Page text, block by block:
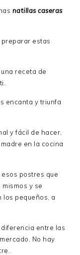
natillas caseras
preparar estas
receta de
encanta y triunfa
y fácil de hacer,
en la cocina
postres que
y se
los pequeños, a
entre las
No hay